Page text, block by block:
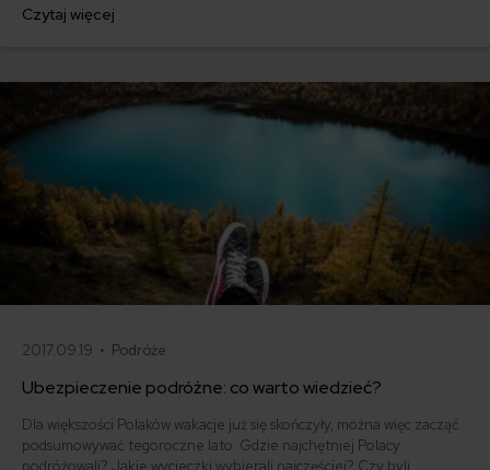
najlepsze ubezpieczenie turystyczne.
Czytaj więcej
2017.09.19 • Podróże
Ubezpieczenie podróżne: co warto wiedzieć?
Dla większości Polaków wakacje już się skończyły, można więc zacząć
podsumowywać tegoroczne lato. Gdzie najchętniej Polacy
podróżowali? Jakie wycieczki wybierali najczęściej? Czy byli